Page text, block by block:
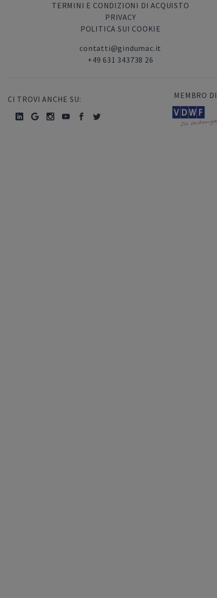
TERMINI E CONDIZIONI DI ACQUISTO
PRIVACY
POLITICA SUI COOKIE
contatti@gindumac.it
+49 631 343738 26
CI TROVI ANCHE SU: MEMBRO